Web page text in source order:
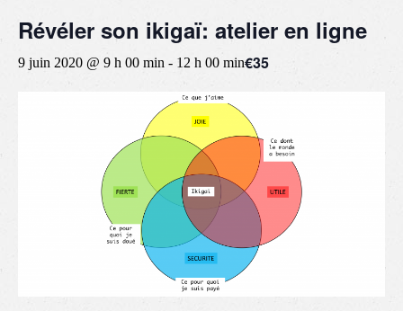
Révéler son ikigaï: atelier en ligne
9 juin 2020 @ 9 h 00 min - 12 h 00 min€35